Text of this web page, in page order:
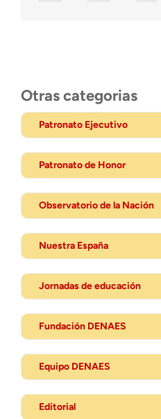
Otras categorias
Patronato Ejecutivo
Patronato de Honor
Observatorio de la Nación
Nuestra España
Jornadas de educación
Fundación DENAES
Equipo DENAES
Editorial